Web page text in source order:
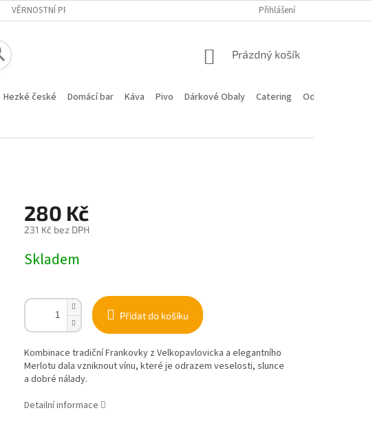
VĚRNOSTNÍ PROGRAM HODNOCENÍ OBCHODU
Přihlášení
NÁKUPNÍ
Prázdný košík
Hezké české Domácí bar Káva Pivo Dárkové Obaly Catering
Odstoupení od
280 Kč
231 Kč bez DPH
cena:
Skladem
Přidat do košíku
Kombinace tradiční Frankovky z Velkopavlovicka a elegantního
Merlotu dala vzniknout vínu, které je odrazem veselosti, slunce
a dobré nálady.
Detailní informace